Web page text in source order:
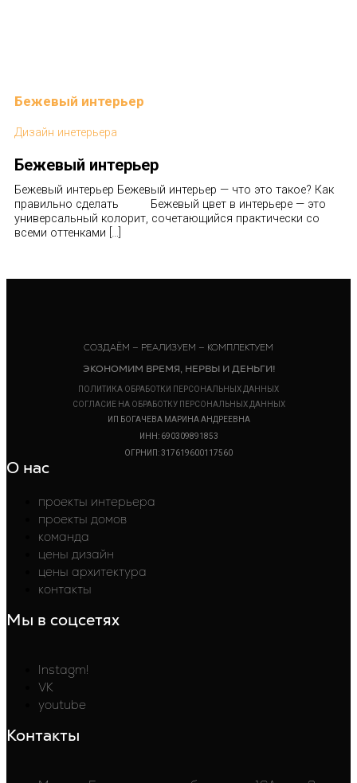
Бежевый интерьер
Дизайн инетерьера
Бежевый интерьер
Бежевый интерьер Бежевый интерьер — что это такое? Как
правильно сделать Бежевый цвет в интерьере — это
универсальный колорит, сочетающийся практически со
всеми оттенками […]
СОЗДАЁМ — РЕАЛИЗУЕМ — КОМПЛЕКТУЕМ
ЭКОНОМИМ ВРЕМЯ, НЕРВЫ И ДЕНЬГИ!
ПОЛИТИКА ОБРАБОТКИ ПЕРСОНАЛЬНЫХ ДАННЫХ
СОГЛАСИЕ НА ОБРАБОТКУ ПЕРСОНАЛЬНЫХ ДАННЫХ
ИП БОГАЧЕВА МАРИНА АНДРЕЕВНА
ИНН: 690309891853
ОГРНИП: 317619600117560
О нас
проекты интерьера
проекты домов
команда
цены дизайн
цены архитектура
контакты
Мы в соцсетях
Instagm!
VK
youtube
Контакты